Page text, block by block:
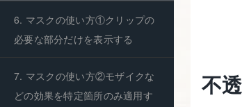
6. マスクの使い方①クリップの
必要な部分だけを表示する
7. マスクの使い方②モザイクな
どの効果を特定箇所のみ適用す
不